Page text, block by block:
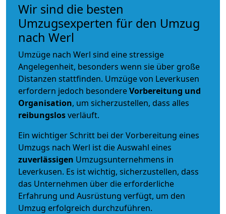
Wir sind die besten
Umzugsexperten für den Umzug
nach Werl
Umzüge nach Werl sind eine stressige
Angelegenheit, besonders wenn sie über große
Distanzen stattfinden. Umzüge von Leverkusen
erfordern jedoch besondereVorbereitung und
Organisation, um sicherzustellen, dass alles
reibungslosverläuft.
Ein wichtiger Schritt bei der Vorbereitung eines
Umzugs nach Werl ist die Auswahl eines
zuverlässigen Umzugsunternehmens in
Leverkusen. Es ist wichtig, sicherzustellen, dass
das Unternehmen über die erforderliche
Erfahrung und Ausrüstung verfügt, um den
Umzug erfolgreich durchzuführen.